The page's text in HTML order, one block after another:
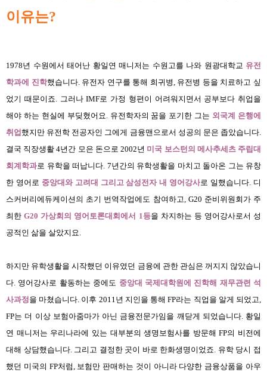
이유는?
1978년 수원에서 태어난 황일연 매니저는 수원고를 나와 원광대학교 유전
학과에 진학했습니다. 유전자 연구를 통해 희귀병, 유전병 등을 치료하고 싶
었기 때문이죠. 그러나 IMF로 가정 형편이 어려워지면서 공부보다 취업을
해야 하는 현실에 부딪혔어요. 유전학자의 꿈을 포기한 그는 외국계 은행에
취업 했지만 유전학 전공자인 그에게 금융맨으로서 성공의 문은 좁았습니다.
결국 직장생활 4년간 모은 돈으로 2002년 미국 보스턴의 메사추세츠 주립대
회계학과로 유학을 떠납니다. 7년간의 유학생활을 마치고 돌아온 그는 유창
한 영어로 중앙대와 고려대 그리고 삼성전자 내 영어강사로 일했습니다. 디
스커버리에듀케이션의 초기 번역작업에도 참여하고, G20 준비위원회가 주
최한 G20 가상회의 영어토론대회에서 1등을 차지하는 등 영어강사로서 성
공적인 삶을 살았지요.
하지만 유학생활을 시작했던 이유였던 금융에 관한 관심은 꺼지지 않았습니
다. 영어강사로 활동하는 중에도 중앙대 국제대학원에 진학해 재무관련 석
사과정을 마쳤습니다. 이후 2011년 지인을 통해 FP라는 직업을 알게 되었고,
FP는 더 이상 보험아줌마가 아닌 금융전문가임을 깨닫게 되었습니다. 황일
연 매니저는 우리나라에 있는 대부분의 생명보험사를 방문해 FP의 비전에
대해 상담했습니다. 그리고 결정한 곳이 바로 한화생명이었죠. 유학 당시 접
했던 미국의 FP처럼, 보험만 판매하는 것이 아니라 다양한 금융상품을 아우